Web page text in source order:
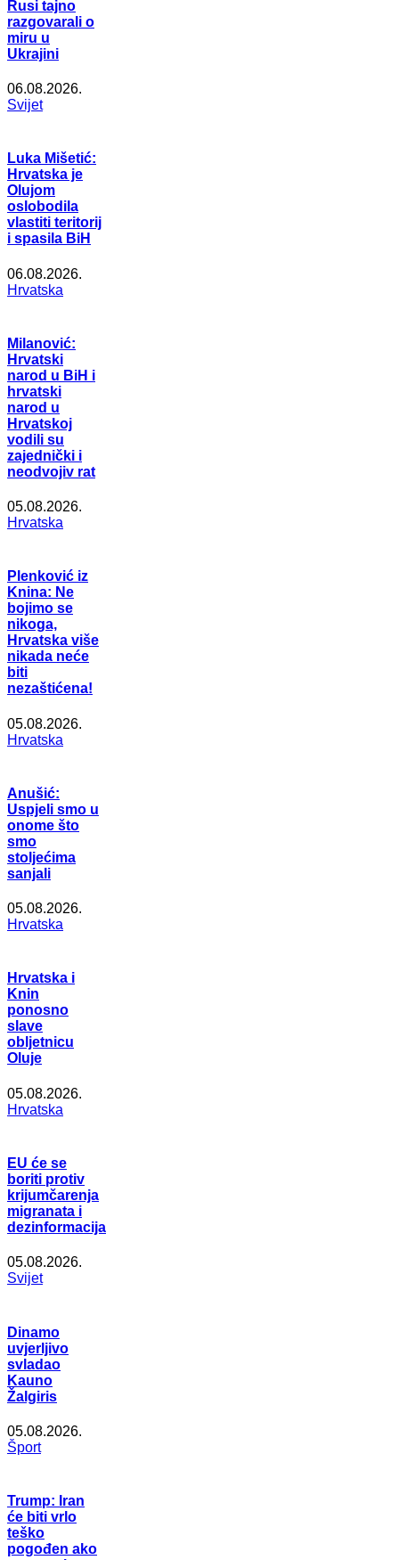
Rusi tajno
razgovarali o
miru u
Ukrajini
06.08.2026.
Svijet
Luka Mišetić:
Hrvatska je
Olujom
oslobodila
vlastiti teritorij
i spasila BiH
06.08.2026.
Hrvatska
Milanović:
Hrvatski
narod u BiH i
hrvatski
narod u
Hrvatskoj
vodili su
zajednički i
neodvojiv rat
05.08.2026.
Hrvatska
Plenković iz
Knina: Ne
bojimo se
nikoga,
Hrvatska više
nikada neće
biti
nezaštićena!
05.08.2026.
Hrvatska
Anušić:
Uspjeli smo u
onome što
smo
stoljećima
sanjali
05.08.2026.
Hrvatska
Hrvatska i
Knin
ponosno
slave
obljetnicu
Oluje
05.08.2026.
Hrvatska
EU će se
boriti protiv
krijumčarenja
migranata i
dezinformacija
05.08.2026.
Svijet
Dinamo
uvjerljivo
svladao
Kauno
Žalgiris
05.08.2026.
Šport
Trump: Iran
će biti vrlo
teško
pogođen ako